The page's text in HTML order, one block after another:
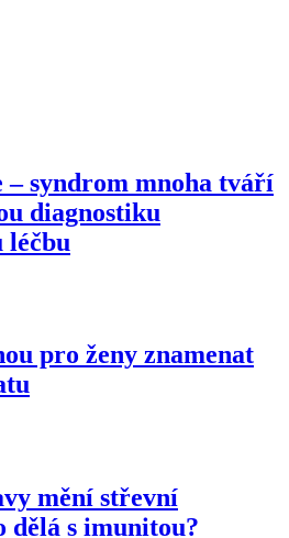
–⁠ syndrom mnoha tváří
diagnostiku
léčbu
pro ženy znamenat
mění střevní
s imunitou?